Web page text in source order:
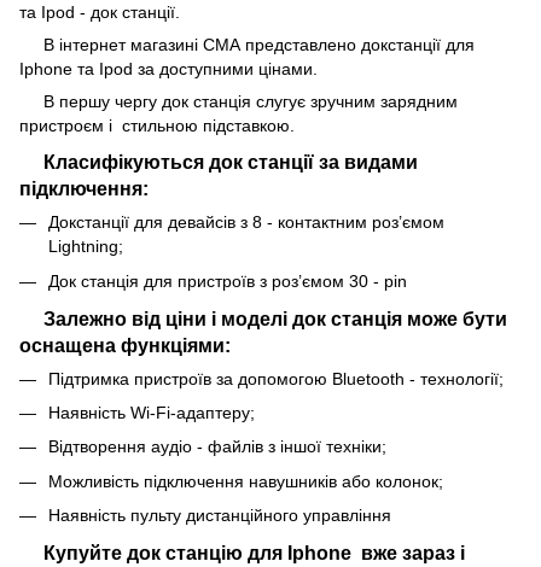
та Ipod - док станції.
В інтернет магазині СМА представлено докстанції для
Iphone та Ipod за доступними цінами.
В першу чергу док станція слугує зручним зарядним
пристроєм і стильною підставкою.
Класифікуються док станції за видами
підключення:
Докстанції для девайсів з 8 - контактним роз’ємом
Lightning;
Док станція для пристроїв з роз’ємом 30 - pin
Залежно від ціни і моделі док станція може бути
оснащена функціями:
Підтримка пристроїв за допомогою Bluetooth - технології;
Наявність Wi-Fi-адаптеру;
Відтворення аудіо - файлів з іншої техніки;
Можливість підключення навушників або колонок;
Наявність пульту дистанційного управління
Купуйте док станцію для Iphone вже зараз і